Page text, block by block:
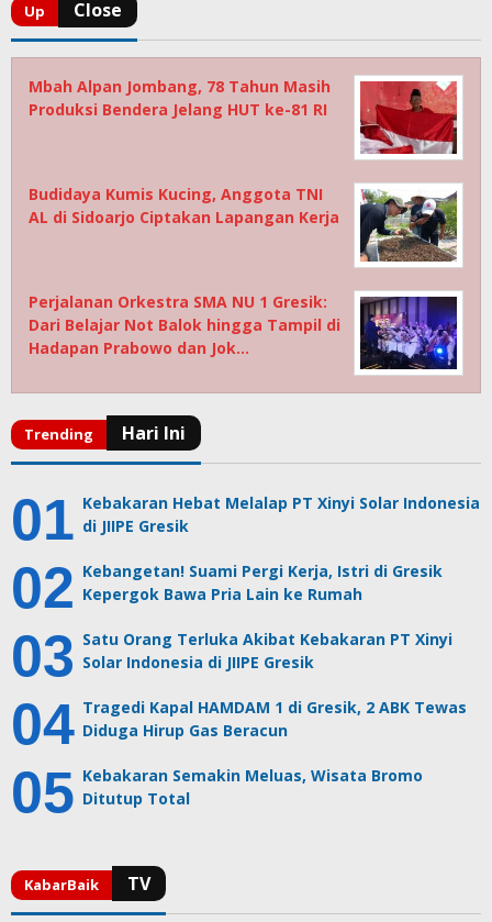
Mbah Alpan Jombang, 78 Tahun Masih
Produksi Bendera Jelang HUT ke-81 RI
Budidaya Kumis Kucing, Anggota TNI
AL di Sidoarjo Ciptakan Lapangan Kerja
Perjalanan Orkestra SMA NU 1 Gresik:
Dari Belajar Not Balok hingga Tampil di
Hadapan Prabowo dan Jok…
Kebakaran Hebat Melalap PT Xinyi Solar Indonesia
di JIIPE Gresik
Kebangetan! Suami Pergi Kerja, Istri di Gresik
Kepergok Bawa Pria Lain ke Rumah
Satu Orang Terluka Akibat Kebakaran PT Xinyi
Solar Indonesia di JIIPE Gresik
Tragedi Kapal HAMDAM 1 di Gresik, 2 ABK Tewas
Diduga Hirup Gas Beracun
Kebakaran Semakin Meluas, Wisata Bromo
Ditutup Total